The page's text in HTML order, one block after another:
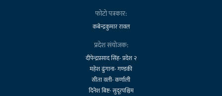
फोटो पत्रकार:
कबेन्द्रकुमार रावल
प्रदेश संयोजक:
दीपेन्द्रप्रसाद सिंह- प्रदेश २
महेश ढुंगाना- गण्डकी
सीता वली- कर्णाली
दिनेश बिष्ट- सुदूरपश्चिम